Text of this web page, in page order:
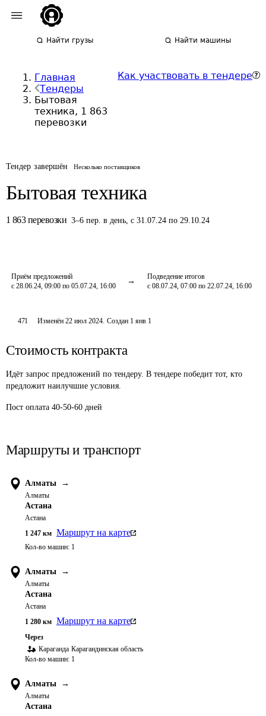
Найти грузы Найти машины
Главная
Тендеры
Бытовая
техника, 1 863
перевозки
Как участвовать в тендере
Тендер завершён Несколько поставщиков
Бытовая техника
1 863 перевозки 3–6 пер. в день,с 31.07.24 по 29.10.24
Приём предложений
с 28.06.24, 09:00 по 05.07.24, 16:00
Подведение итогов
с 08.07.24, 07:00 по 22.07.24, 16:00
471 Изменён22 июл 2024. Создан 1 янв 1
Стоимость контракта
Идёт запрос предложений по тендеру. В тендере победит тот, кто
предложит наилучшие условия.
Пост оплата 40-50-60 дней
Маршруты и транспорт
Алматы →
Алматы
Астана
Астана
1 247 км Маршрут на карте
Кол-во машин: 1
Алматы →
Алматы
Астана
Астана
1 280 км Маршрут на карте
Через
Караганда Карагандинская область
Кол-во машин: 1
Алматы →
Алматы
Астана